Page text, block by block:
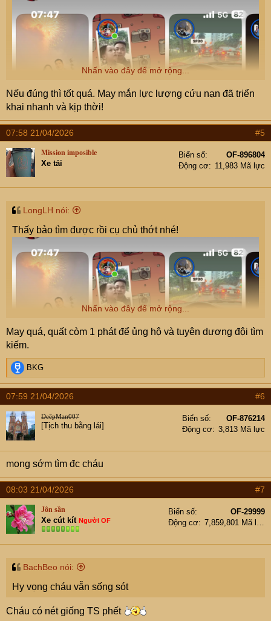
Nhấn vào đây để mở rộng...
Nếu đúng thì tốt quá. May mắn lực lượng cứu nạn đã triển
khai nhanh và kịp thời!
07:58 21/04/2026 #5
Mission imposible
Xe tải
Biển số
OF-896804
Động cơ
11,983 Mã lực
LongLH nói:
Thấy bảo tìm được rồi cụ chủ thớt nhé!
Nhấn vào đây để mở rộng...
May quá, quất còm 1 phát để ủng hộ và tuyên dương đội tìm
kiếm.
R
e
a
c
t
i
o
n
s
:
BKG
07:59 21/04/2026 #6
DeêpMan007
[Tịch thu bằng lái]
Biển số
OF-876214
Động cơ
3,813 Mã lực
mong sớm tìm đc cháu
08:03 21/04/2026 #7
Jôn sần
Xe cút kít Người OF
Biển số
OF-29999
Động cơ
7,859,801 Mã lực
BachBeo nói:
Hy vọng cháu vẫn sống sót
Cháu có nét giống TS phết